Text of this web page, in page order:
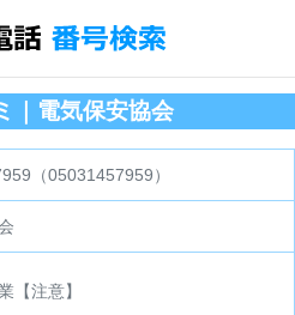
｜電気保安協会
（05031457959）
【注意】